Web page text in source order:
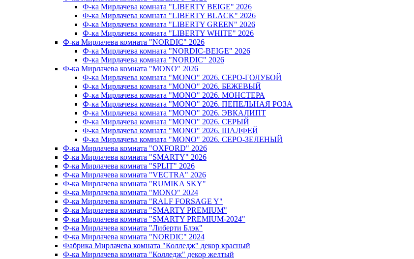
Ф-ка Мирлачева комната "LIBERTY BEIGE" 2026
Ф-ка Мирлачева комната "LIBERTY BLACK" 2026
Ф-ка Мирлачева комната "LIBERTY GREEN" 2026
Ф-ка Мирлачева комната "LIBERTY WHITE" 2026
Ф-ка Мирлачева комната "NORDIC" 2026
Ф-ка Мирлачева комната "NORDIC-BEIGE" 2026
Ф-ка Мирлачева комната "NORDIC" 2026
Ф-ка Мирлачева комната "MONO" 2026
Ф-ка Мирлачева комната "MONO" 2026. СЕРО-ГОЛУБОЙ
Ф-ка Мирлачева комната "MONO" 2026. БЕЖЕВЫЙ
Ф-ка Мирлачева комната "MONO" 2026. МОНСТЕРА
Ф-ка Мирлачева комната "MONO" 2026. ПЕПЕЛЬНАЯ РОЗА
Ф-ка Мирлачева комната "MONO" 2026. ЭВКАЛИПТ
Ф-ка Мирлачева комната "MONO" 2026. СЕРЫЙ
Ф-ка Мирлачева комната "MONO" 2026. ШАЛФЕЙ
Ф-ка Мирлачева комната "MONO" 2026. СЕРО-ЗЕЛЕНЫЙ
Ф-ка Мирлачева комната "OXFORD" 2026
Ф-ка Мирлачева комната "SMARTY" 2026
Ф-ка Мирлачева комната "SPLIT" 2026
Ф-ка Мирлачева комната "VECTRA" 2026
Ф-ка Мирлачева комната "RUMIKA SKY"
Ф-ка Мирлачева комната "MONO" 2024
Ф-ка Мирлачева комната "RALF FORSAGE Y"
Ф-ка Мирлачева комната "SMARTY PREMIUM"
Ф-ка Мирлачева комната "SMARTY PREMIUM-2024"
Ф-ка Мирлачева комната "Либерти Блэк"
Ф-ка Мирлачева комната "NORDIC" 2024
Фабрика Мирлачева комната "Колледж" декор красный
Ф-ка Мирлачева комната "Колледж" декор желтый